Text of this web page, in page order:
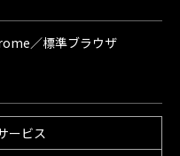
／標準ブラウザ
ービス